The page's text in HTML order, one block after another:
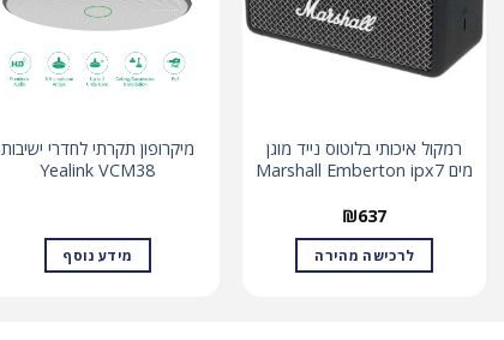
רמקול איכותי בלוטוס נייד מוגן
מים Marshall Emberton ipx7
₪637
לרכישה מהירה
מיקרופון תקרתי לחדרי ישיבות
Yealink VCM38
מידע נוסף